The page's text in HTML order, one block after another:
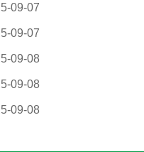
09-07
09-07
09-08
09-08
09-08